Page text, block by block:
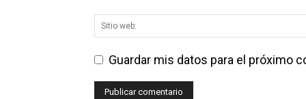
Guardar mis datos para el próximo